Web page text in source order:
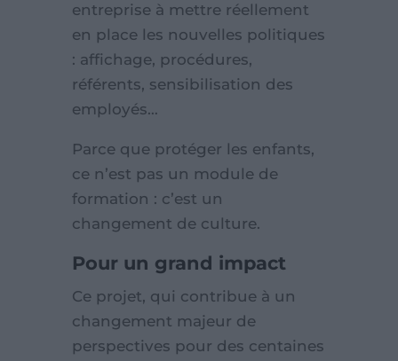
entreprise à mettre réellement
en place les nouvelles politiques
: affichage, procédures,
référents, sensibilisation des
employés…
Parce que protéger les enfants,
ce n’est pas un module de
formation : c’est un
changement de culture.
Pour un grand impact
Ce projet, qui contribue à un
changement majeur de
perspectives pour des centaines